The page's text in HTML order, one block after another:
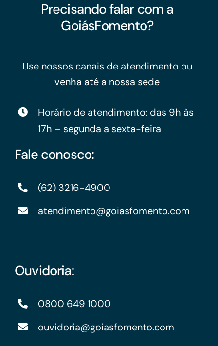
Precisando falar com a
GoiásFomento?
Use nossos canais de atendimento ou
venha até a nossa sede
Horário de atendimento: das 9h às
17h – segunda a sexta-feira
Fale conosco:
(62) 3216-4900
atendimento@goiasfomento.com
Ouvidoria:
0800 649 1000
ouvidoria@goiasfomento.com